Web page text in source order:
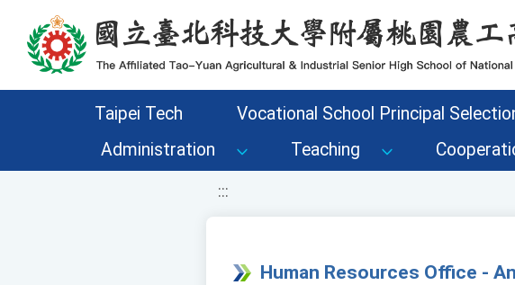
移至網頁之主要內容區位置
Taipei Tech Vocational School Principal
Administration
Teaching
:::
Human Resources Office -